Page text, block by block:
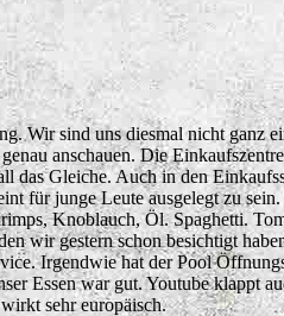
Wir sind uns diesmal nicht
anschauen. Die
Gleiche. Auch in den
für junge Leute ausgelegt zu
Knoblauch, Öl. Spaghetti.
wir gestern schon besichtigt
Irgendwie hat der Pool
Essen war gut. Youtube klappt
wirkt sehr europäisch.